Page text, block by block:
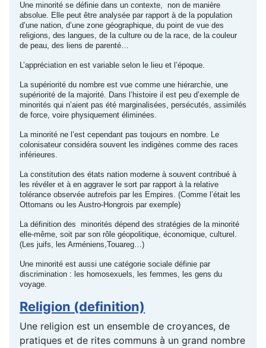
Une minorité se définie dans un contexte, non de manière
absolue. Elle peut être analysée par rapport à de la population
d’une nation, d’une zone géographique, du point de vue des
religions, des langues, de la culture ou de la race, de la couleur
de peau, des liens de parenté…
L’appréciation en est variable selon le lieu et l’époque.
La supériorité du nombre est vue comme une hiérarchie, une
supériorité de la majorité. Dans l’histoire il est peu d’exemple de
minorités qui n’aient pas été marginalisées, persécutés, assimilés
de force, voire physiquement éliminées.
La minorité ne l’est cependant pas toujours en nombre. Le
colonisateur considéra souvent les indigènes comme des races
inférieures.
La constitution des états nation moderne à souvent contribué à
les révéler et à en aggraver le sort par rapport à la relative
tolérance observée autrefois par les Empires. (Comme l’était les
Ottomans ou les Austro-Hongrois par exemple)
La définition des minorités dépend des stratégies de la minorité
elle-même, soit par son rôle géopolitique, économique, culturel.
(Les juifs, les Arméniens,Touareg…)
Une minorité est aussi une catégorie sociale définie par
discrimination : les homosexuels, les femmes, les gens du
voyage.
Religion (definition)
Une religion est un ensemble de croyances, de
pratiques et de rites communs à un grand nombre